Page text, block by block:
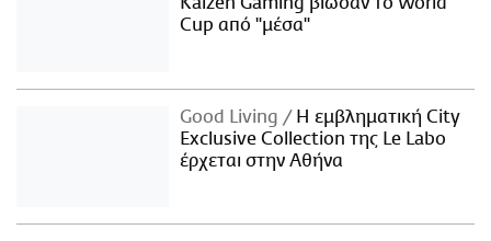
Cup από "μέσα"
Good Living
Η εμβληματική City
Exclusive Collection της Le Labo
έρχεται στην Αθήνα